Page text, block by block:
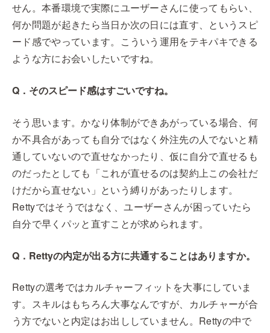
せん。本番環境で実際にユーザーさんに使ってもらい、
何か問題が起きたら当日か次の日には直す、というスピ
ード感でやっています。こういう運用をテキパキできる
ような方にお会いしたいですね。
Q．そのスピード感はすごいですね。
そう思います。かなり体制ができあがっている場合、何
か不具合があっても自分ではなく外注先の人でないと精
通していないので直せなかったり、仮に自分で直せるも
のだったとしても「これが直せるのは契約上この会社だ
けだから直せない」という縛りがあったりします。
Rettyではそうではなく、ユーザーさんが困っていたら
自分で早くパッと直すことが求められます。
Q．Rettyの内定が出る方に共通することはありますか。
Rettyの選考ではカルチャーフィットを大事にしていま
す。スキルはもちろん大事なんですが、カルチャーが合
う方でないと内定はお出ししていません。Rettyの中で